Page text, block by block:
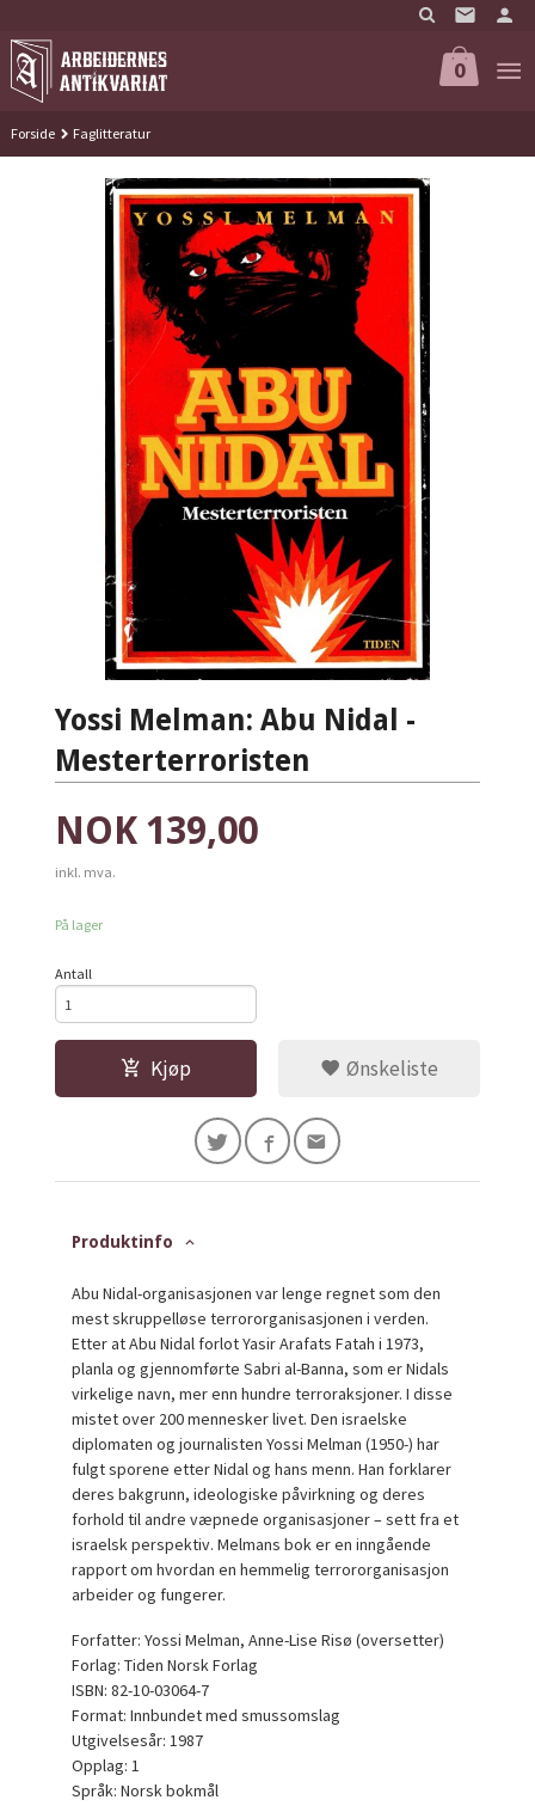
til
innholdet
0
Forside Faglitteratur
Yossi Melman: Abu Nidal -
Mesterterroristen
Pris
NOK 139,00
inkl. mva.
På lager
Antall
Kjøp Ønskeliste
Produktinfo
Abu Nidal-organisasjonen var lenge regnet som den
mest skruppelløse terrororganisasjonen i verden.
Etter at Abu Nidal forlot Yasir Arafats Fatah i 1973,
planla og gjennomførte Sabri al-Banna, som er Nidals
virkelige navn, mer enn hundre terroraksjoner. I disse
mistet over 200 mennesker livet. Den israelske
diplomaten og journalisten Yossi Melman (1950-) har
fulgt sporene etter Nidal og hans menn. Han forklarer
deres bakgrunn, ideologiske påvirkning og deres
forhold til andre væpnede organisasjoner – sett fra et
israelsk perspektiv. Melmans bok er en inngående
rapport om hvordan en hemmelig terrororganisasjon
arbeider og fungerer.
Forfatter: Yossi Melman, Anne-Lise Risø (oversetter)
Forlag: Tiden Norsk Forlag
ISBN: 82-10-03064-7
Format: Innbundet med smussomslag
Utgivelsesår: 1987
Opplag: 1
Språk: Norsk bokmål